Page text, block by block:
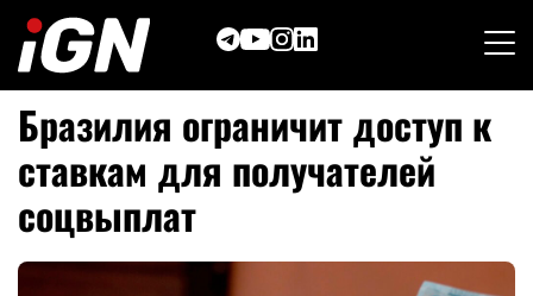
content
Бразилия ограничит доступ к
ставкам для получателей
соцвыплат